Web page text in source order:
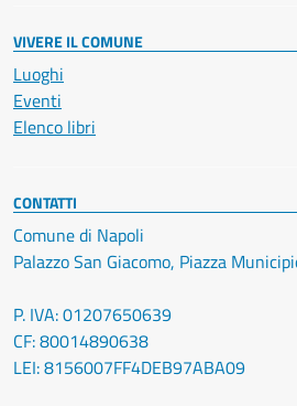
VIVERE IL COMUNE
Luoghi
Eventi
Elenco libri
CONTATTI
Comune di Napoli
Palazzo San Giacomo, Piazza
P. IVA: 01207650639
CF: 80014890638
LEI: 8156007FF4DEB97ABA09